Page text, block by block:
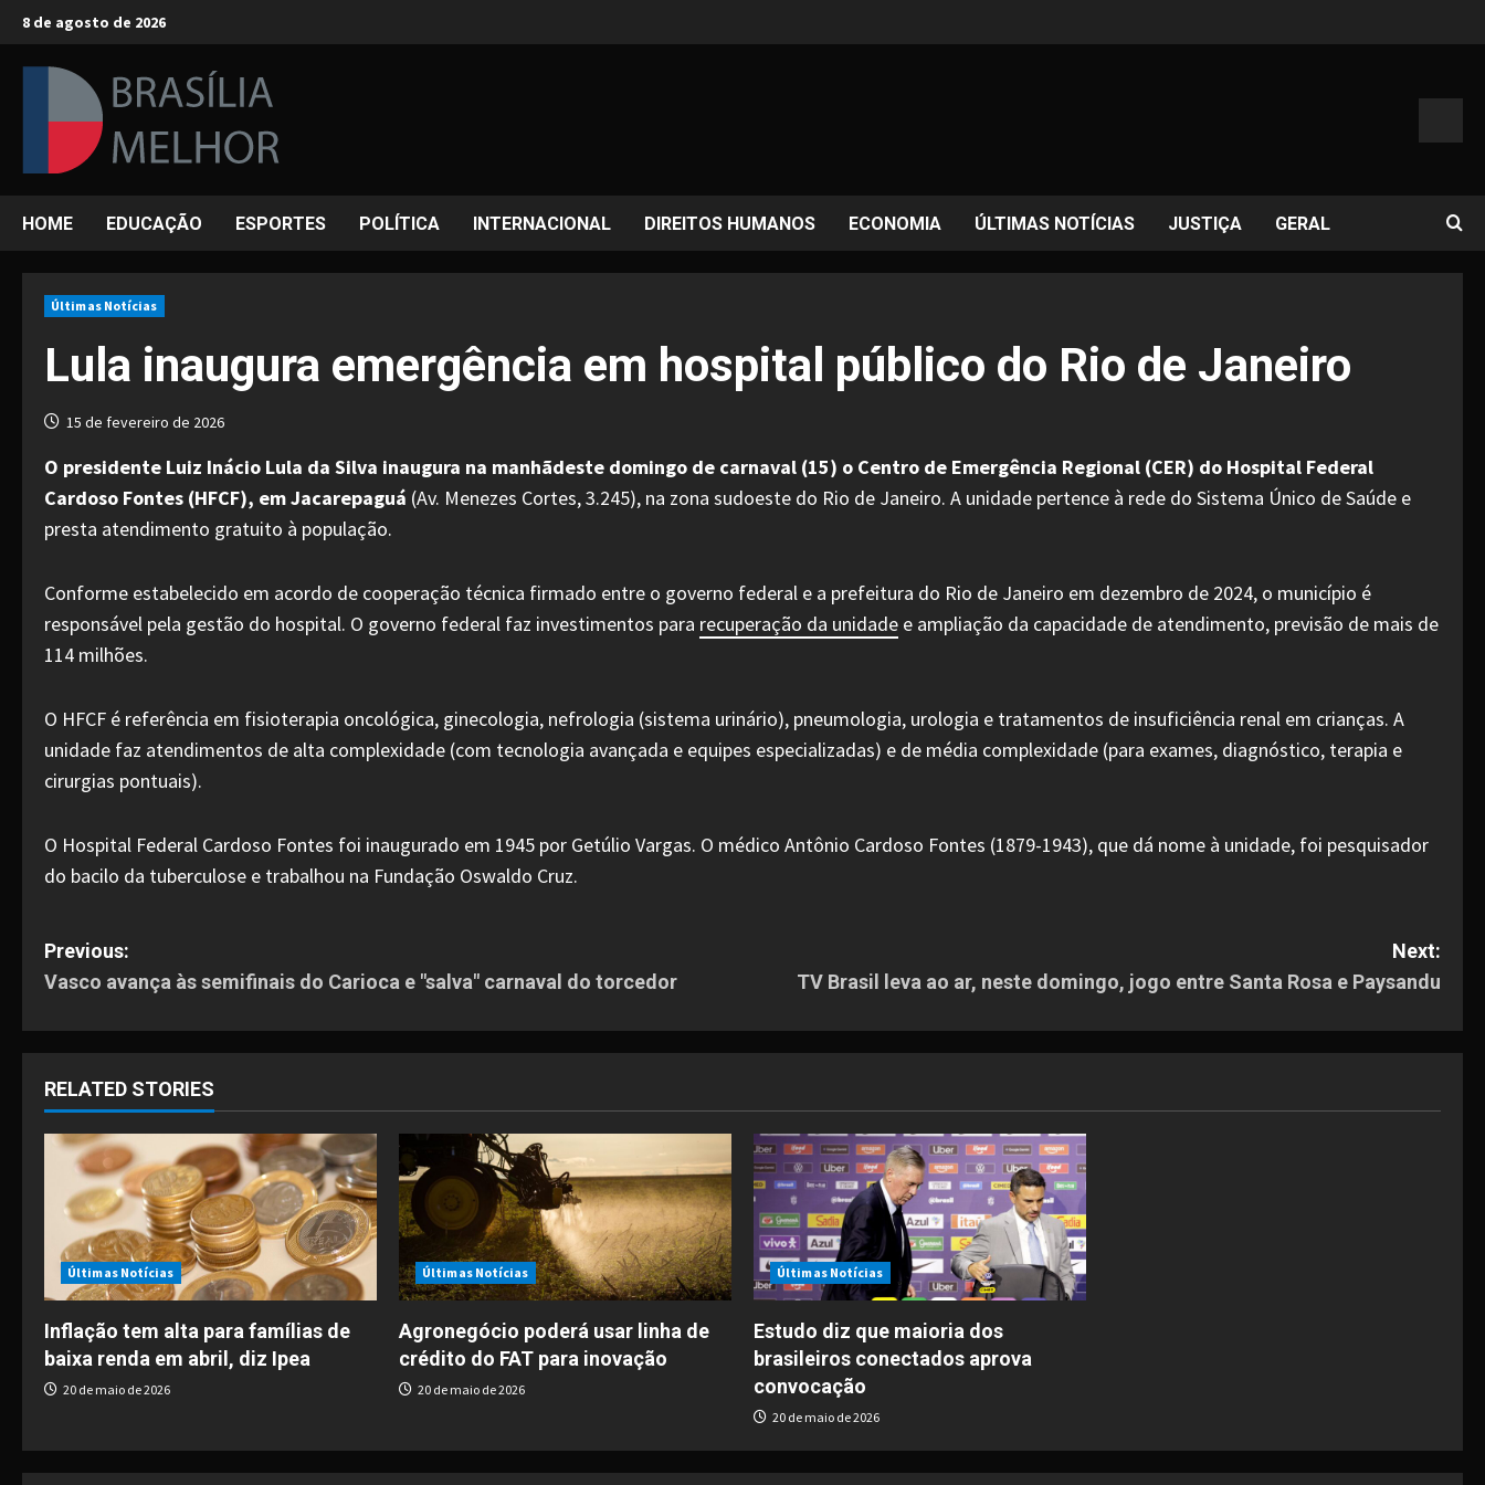
Skip
content
8 de agosto de 2026
HOME EDUCAÇÃO ESPORTES POLÍTICA INTERNACIONAL DIREITOS HUMANOS ECONOMIA ÚLTIMAS NOTÍCIAS JUSTIÇA GERAL
Últimas Notícias
Lula inaugura emergência em hospital público do Rio de Janeiro
15 de fevereiro de 2026
O presidente Luiz Inácio Lula da Silva inaugura na manhãdeste domingo de carnaval (15) o Centro de Emergência Regional (CER) do Hospital Federal
Cardoso Fontes (HFCF), em Jacarepaguá (Av. Menezes Cortes, 3.245), na zona sudoeste do Rio de Janeiro. A unidade pertence à rede do Sistema Único de Saúde e
presta atendimento gratuito à população.
Conforme estabelecido em acordo de cooperação técnica firmado entre o governo federal e a prefeitura do Rio de Janeiro em dezembro de 2024, o município é
responsável pela gestão do hospital. O governo federal faz investimentos para recuperação da unidade e ampliação da capacidade de atendimento, previsão de mais de
114 milhões.
O HFCF é referência em fisioterapia oncológica, ginecologia, nefrologia (sistema urinário), pneumologia, urologia e tratamentos de insuficiência renal em crianças. A
unidade faz atendimentos de alta complexidade (com tecnologia avançada e equipes especializadas) e de média complexidade (para exames, diagnóstico, terapia e
cirurgias pontuais).
O Hospital Federal Cardoso Fontes foi inaugurado em 1945 por Getúlio Vargas. O médico Antônio Cardoso Fontes (1879-1943), que dá nome à unidade, foi pesquisador
do bacilo da tuberculose e trabalhou na Fundação Oswaldo Cruz.
P
s
t
n
g
a
i
Previous:
Vasco avança às semifinais do Carioca e "salva" carnaval do torcedor
Next:
TV Brasil leva ao ar, neste domingo, jogo entre Santa Rosa e Paysandu
RELATED STORIES
Últimas Notícias
Inflação tem alta para famílias de
baixa renda em abril, diz Ipea
20 de maio de 2026
Últimas Notícias
Agronegócio poderá usar linha de
crédito do FAT para inovação
20 de maio de 2026
Últimas Notícias
Estudo diz que maioria dos
brasileiros conectados aprova
convocação
20 de maio de 2026